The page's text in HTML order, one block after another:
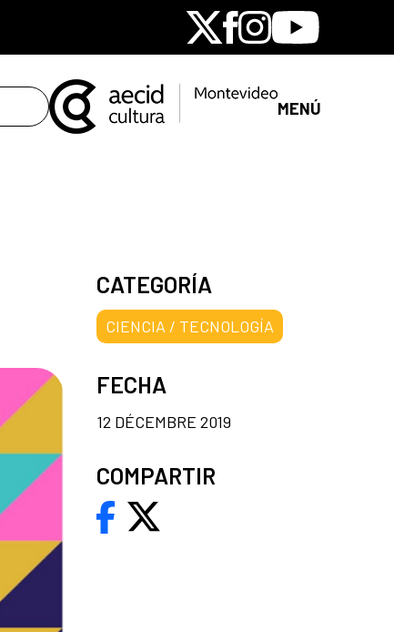
X Facebook
Instagram
Youtube
MENÚ
CATEGORÍA
CIENCIA / TECNOLOGÍA
FECHA
12 DÉCEMBRE 2019
COMPARTIR